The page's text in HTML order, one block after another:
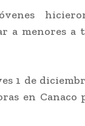
a menores a
1 de
en